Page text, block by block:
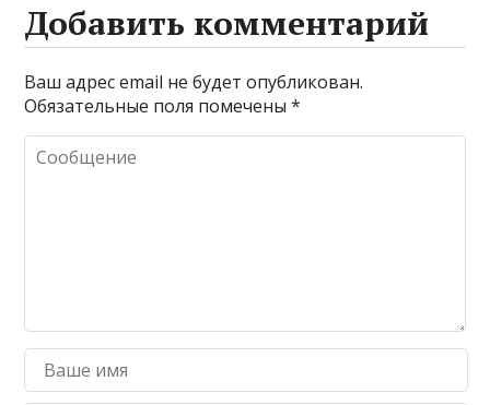
Добавить комментарий
Ваш адрес email не будет опубликован.
Обязательные поля помечены*